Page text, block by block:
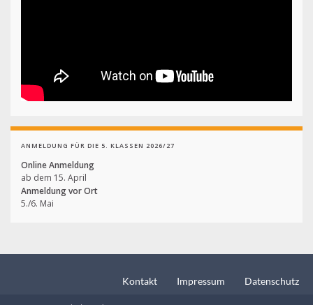
ANMELDUNG FÜR DIE 5. KLASSEN 2026/27
Online Anmeldung
ab dem 15. April
Anmeldung vor Ort
5./6. Mai
Kontakt Impressum Datenschutz